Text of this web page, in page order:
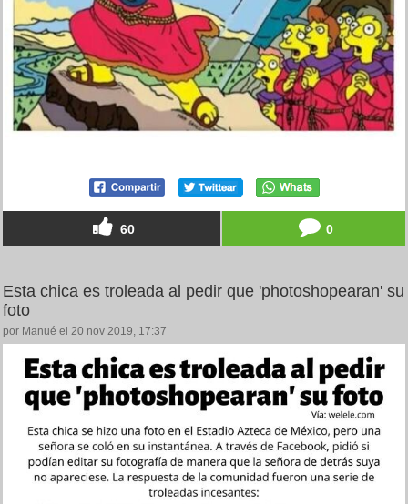
60 0
Esta chica es troleada al pedir que 'photoshopearan' su
foto
por Manué el 20 nov 2019, 17:37